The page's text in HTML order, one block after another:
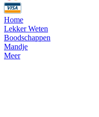
Home
Lekker Weten
Boodschappen
Mandje
Meer